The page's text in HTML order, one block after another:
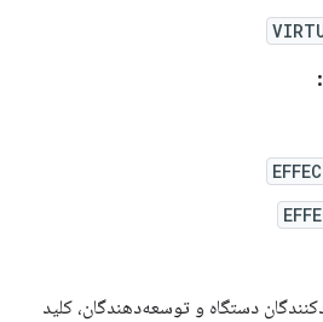
:
دستگاه و توسعه‌دهندگان، کلید